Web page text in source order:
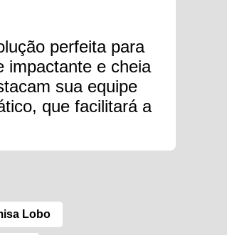
perfeita para
impactante e cheia
sua equipe
que facilitará a
Lobo